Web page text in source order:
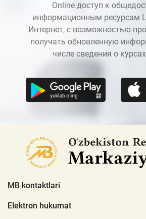
Online доступ к
информационным ресурсам
Интернет, с возможностью
получать обновленную
числе сведения о
MB kontaktlari
Elektron hukumat